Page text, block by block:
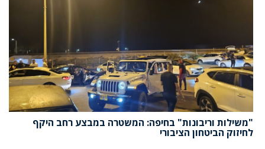
"משילות וריבונות" בחיפה: המשטרה במבצע רחב היקף
לחיזוק הביטחון הציבורי